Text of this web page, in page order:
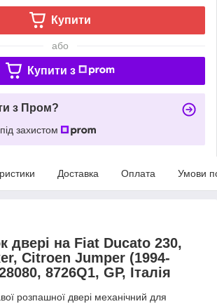
Купити
або
Купити з
з Пром?
захистом
Доставка Оплата Умови
двері на Fiat Ducato 230,
Citroen Jumper (1994-
8726Q1, GP, Італія
розпашної двері механічний для